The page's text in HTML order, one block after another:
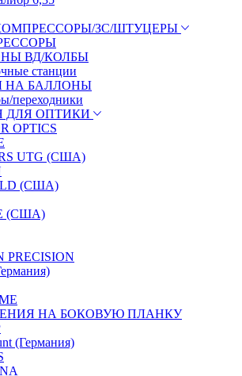
ЗС/ШТУЦЕРЫ
ВД/КОЛБЫ
станции
НА БАЛЛОНЫ
переходники
ДЛЯ ОПТИКИ
OPTICS
UTG (США)
(США)
(США)
PRECISION
НА БОКОВУЮ ПЛАНКУ
(Германия)